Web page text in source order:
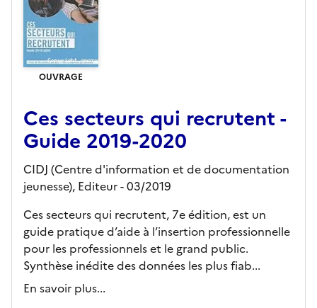
OUVRAGE
Ces secteurs qui recrutent -
Guide 2019-2020
CIDJ (Centre d'information et de documentation
jeunesse), Editeur- 03/2019
Ces secteurs qui recrutent, 7e édition, est un
guide pratique d’aide à l’insertion professionnelle
pour les professionnels et le grand public.
Synthèse inédite des données les plus fiab...
En savoir plus...